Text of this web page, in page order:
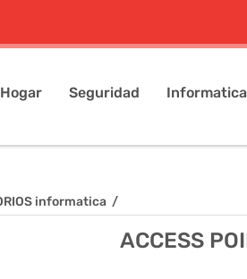
Hogar Seguridad Informatica
informatica /
ACCESS